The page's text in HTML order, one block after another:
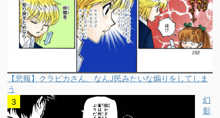
【悲報】クラピカさん、なんJ民みたいな煽りをしてしま
う
幻
影